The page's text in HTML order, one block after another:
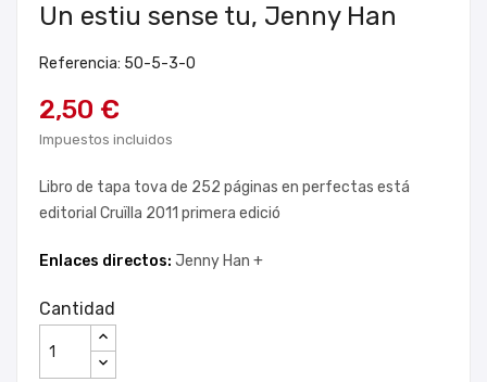
Un estiu sense tu, Jenny Han
Referencia: 50-5-3-0
2,50 €
Impuestos incluidos
Libro de tapa tova de 252 páginas en perfectas está
editorial Cruïlla 2011 primera edició
Enlaces directos: Jenny Han +
Cantidad